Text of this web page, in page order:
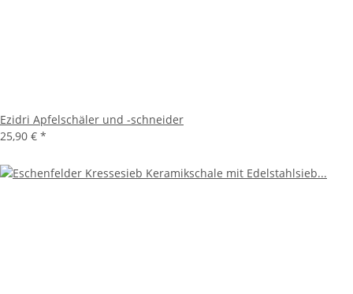
Ezidri Apfelschäler und -schneider
25,90 € *